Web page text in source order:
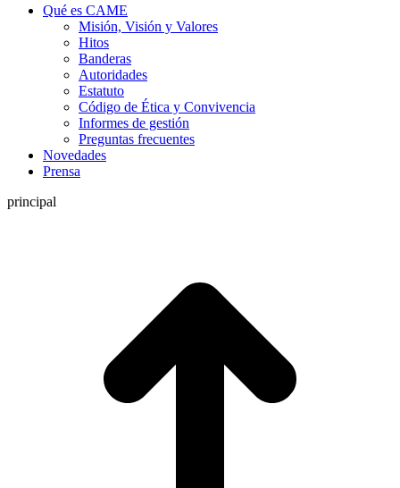
Qué es CAME
Misión, Visión y Valores
Hitos
Banderas
Autoridades
Estatuto
Código de Ética y Convivencia
Informes de gestión
Preguntas frecuentes
Novedades
Prensa
principal